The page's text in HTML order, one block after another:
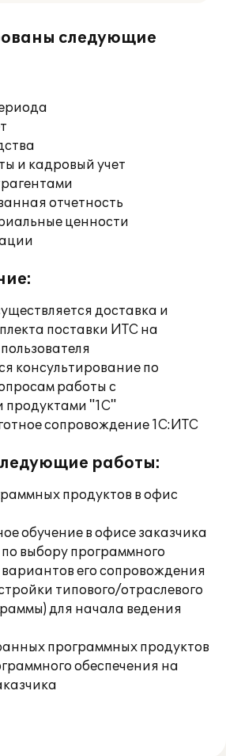
следующие
и кадровый учет
отчетность
ценности
доставка и
поставки ИТС на
консультирование по
работы с
продуктами "1С"
сопровождение 1С:ИТС
работы:
продуктов в офис
обучение в офисе заказчика
выбору программного
его сопровождения
типового/отраслевого
для начала ведения
программных продуктов
обеспечения на